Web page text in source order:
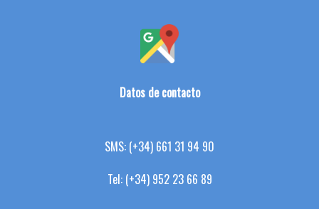
Datos de contacto
SMS: (+34) 661 31 94 90
Tel: (+34) 952 23 66 89